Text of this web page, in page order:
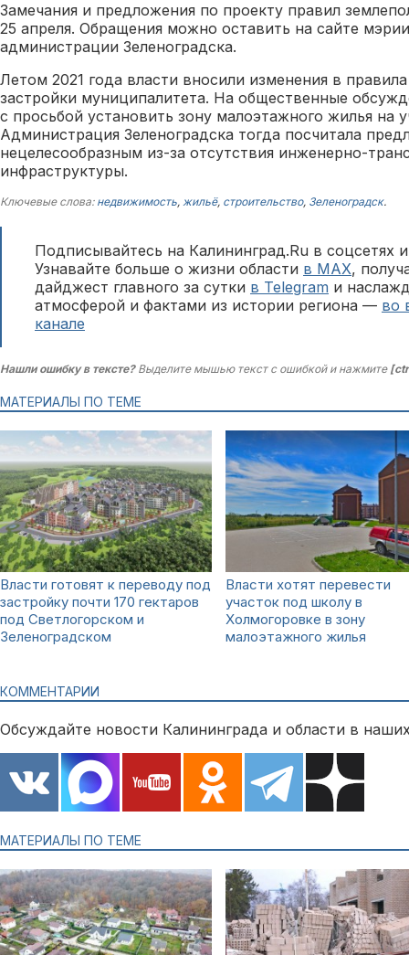
Замечания и предложения по проекту правил
25 апреля. Обращения можно оставить на сайте
администрации Зеленоградска.
Летом 2021 года власти вносили изменения в
застройки муниципалитета. На общественные
с просьбой установить зону малоэтажного жилья на
Администрация Зеленоградска тогда посчитала
нецелесообразным из-за отсутствия инженерно-
инфраструктуры.
Ключевые слова: недвижимость, жильё, строительство, Зеленоградск.
Подписывайтесь на Калининград.Ru в соцсетях
Узнавайте больше о жизни области в MAX,
дайджест главного за сутки в Telegram и
атмосферой и фактами из истории региона — во
канале
Нашли ошибку в тексте?Выделите мышью текст с ошибкой и нажмите
МАТЕРИАЛЫ ПО ТЕМЕ
Власти готовят к переводу под
застройку почти 170 гектаров
под Светлогорском и
Зеленоградском
Власти хотят перевести
участок под школу в
Холмогоровке в зону
малоэтажного жилья
КОММЕНТАРИИ
Обсуждайте новости Калининграда и области в
МАТЕРИАЛЫ ПО ТЕМЕ